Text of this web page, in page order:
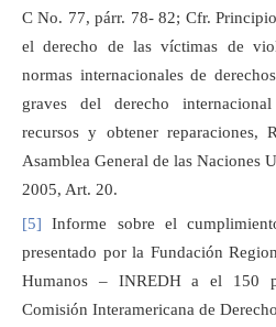
C No. 77, párr. 78- 82; Cfr.
el derecho de las víctimas de
normas internacionales de
graves del derecho
recursos y obtener reparaciones,
Asamblea General de las Naciones
2005, Art. 20.
[5] Informe sobre el
presentado por la Fundación
Humanos – INREDH a el 150
Comisión Interamericana de